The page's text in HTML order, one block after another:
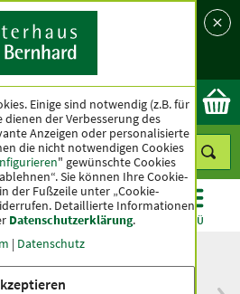
Ok
TOPSELLER MENÜ
Einige sind notwendig (z.B. für
der Verbesserung des
Anzeigen oder personalisierte
die nicht notwendigen Cookies
" gewünschte Cookies
Sie können Ihre Cookie-
der Fußzeile unter „Cookie-
Detaillierte Informationen
Datenschutzerklärung.
| Datenschutz